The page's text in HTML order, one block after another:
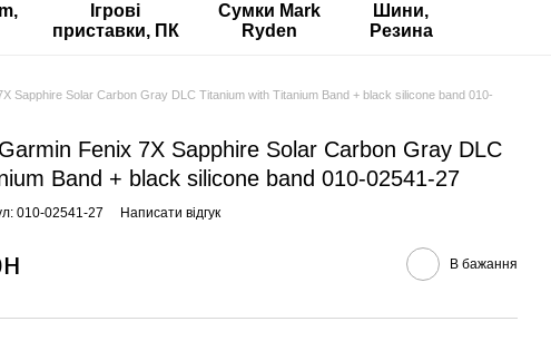
Ігрові
приставки, ПК
Сумки Mark
Ryden
Шини,
Резина
Sapphire Solar Carbon Gray DLC Titanium with Titanium Band + black silicone band 010-
Fenix 7X Sapphire Solar Carbon Gray DLC
Band + black silicone band 010-02541-27
010-02541-27 Написати відгук
В бажання